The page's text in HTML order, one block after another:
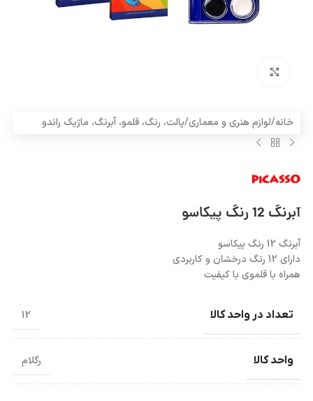
خانه/لوازم هنری و معماری/پالت، رنگ، قلمو، آبرنگ، ماژیک راندو
آبرنگ 12 رنگ پیکاسو
آبرنگ 12 رنگ پیکاسو
دارای 12 رنگ درخشان و کاربردی
همراه با قلموی با کیفیت
تعداد در واحد کالا 12
واحد کالا رگلام